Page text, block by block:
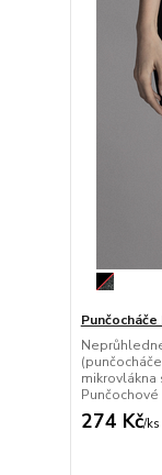
mikrovlákna
Punčochové
274 Kč/ks